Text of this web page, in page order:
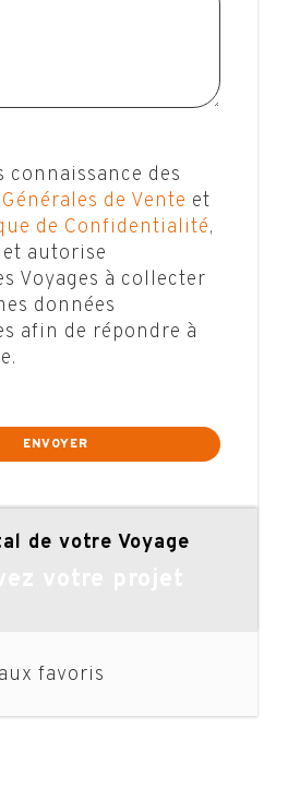
connaissance des
de Vente et
de Confidentialité,
autorise
Voyages à collecter
données
afin de répondre à
de votre Voyage
favoris
unique et sur-
de votre voyage.
!